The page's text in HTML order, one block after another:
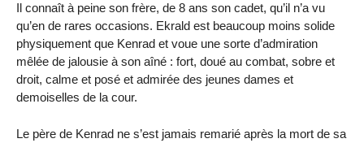
Il connaît à peine son frère, de 8 ans son cadet, qu’il n’a vu
qu’en de rares occasions. Ekrald est beaucoup moins solide
physiquement que Kenrad et voue une sorte d’admiration
mêlée de jalousie à son aîné : fort, doué au combat, sobre et
droit, calme et posé et admirée des jeunes dames et
demoiselles de la cour.
Le père de Kenrad ne s’est jamais remarié après la mort de sa